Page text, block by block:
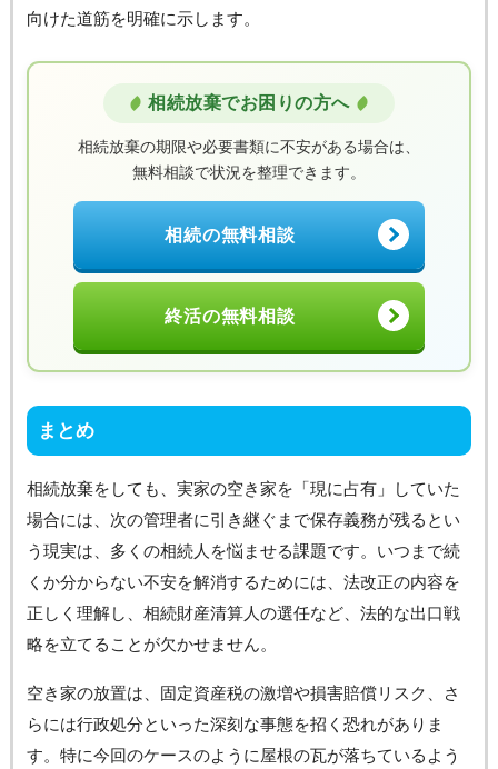
向けた道筋を明確に示します。
相続放棄でお困りの方へ
相続放棄の期限や必要書類に不安がある場合は、
無料相談で状況を整理できます。
相続の無料相談
終活の無料相談
まとめ
相続放棄をしても、実家の空き家を「現に占有」していた
場合には、次の管理者に引き継ぐまで保存義務が残るとい
う現実は、多くの相続人を悩ませる課題です。いつまで続
くか分からない不安を解消するためには、法改正の内容を
正しく理解し、相続財産清算人の選任など、法的な出口戦
略を立てることが欠かせません。
空き家の放置は、固定資産税の激増や損害賠償リスク、さ
らには行政処分といった深刻な事態を招く恐れがありま
す。特に今回のケースのように屋根の瓦が落ちているよう